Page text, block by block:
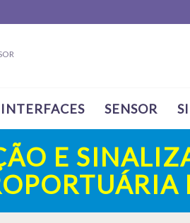
INTERFACES SENSOR
E